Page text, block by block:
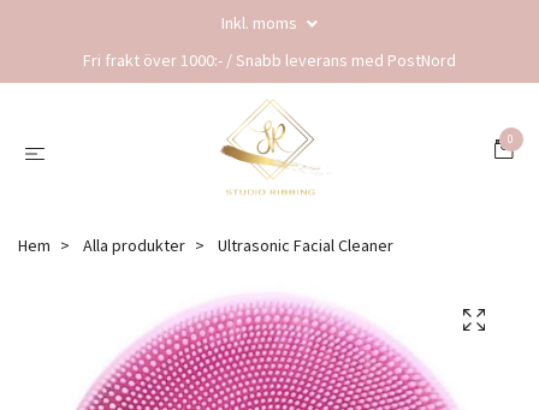
Inkl. moms
Fri frakt över 1000:- / Snabb leverans med PostNord
0
Hem Alla produkter Ultrasonic Facial Cleaner